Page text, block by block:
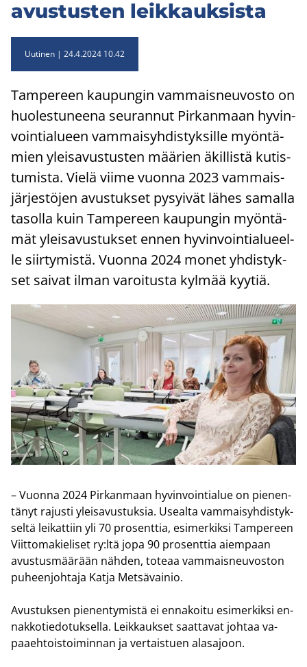
avus­tus­ten leik­kauk­sis­ta
Uutinen 24.4.2024 10.42
Tam­pe­reen kau­pun­gin vam­mais­neu­vos­to on
huo­les­tu­nee­na seu­ran­nut Pir­kan­maan hy­vin­
voin­tia­lu­een vam­mai­syh­dis­tyk­sil­le myön­tä­
mien ylei­sa­vus­tus­ten mää­rien äkil­lis­tä ku­tis­
tu­mis­ta. Vielä viime vuon­na 2023 vam­mais­
jär­jes­tö­jen avus­tuk­set py­syi­vät lähes sa­mal­la
ta­sol­la kuin Tam­pe­reen kau­pun­gin myön­tä­
mät ylei­sa­vus­tuk­set ennen hy­vin­voin­tia­lu­eel­
le siir­ty­mis­tä. Vuon­na 2024 monet yh­dis­tyk­
set sai­vat ilman va­roi­tus­ta kyl­mää kyy­tiä.
– Vuon­na 2024 Pir­kan­maan hy­vin­voin­tia­lue on pie­nen­
tä­nyt ra­jus­ti ylei­sa­vus­tuk­sia. Useal­ta vam­mai­syh­dis­tyk­
sel­tä lei­kat­tiin yli 70 pro­sent­tia, esi­mer­kik­si Tam­pe­reen
Viit­to­ma­kie­li­set ry:ltä jopa 90 pro­sent­tia ai­em­paan
avus­tus­mää­rään näh­den, to­te­aa vam­mais­neu­vos­ton
pu­heen­joh­ta­ja Katja Met­sä­vai­nio.
Avus­tuk­sen pie­nen­ty­mis­tä ei en­na­koi­tu esi­mer­kik­si en­
nak­ko­tie­do­tuk­sel­la. Leik­kauk­set saat­ta­vat joh­taa va­
paa­eh­tois­toi­min­nan ja ver­tais­tuen alas­ajoon.